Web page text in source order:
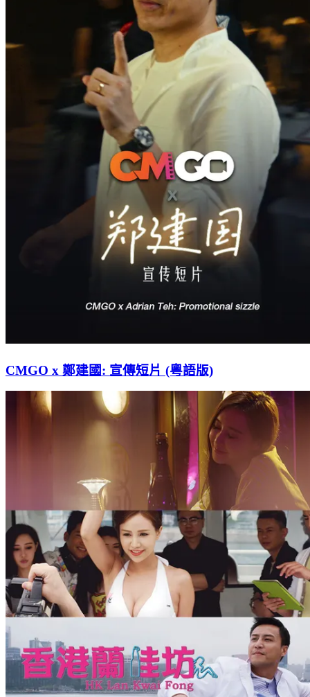
CMGO x 鄭建國: 宣傳短片 (粵語版)